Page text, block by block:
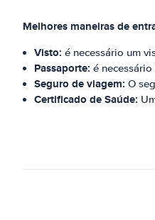
Melhores maneiras de
Visto: é necessário um
Passaporte: é
Seguro de viagem: O
Certificado de Saúde: